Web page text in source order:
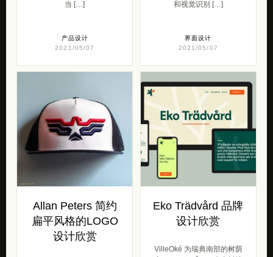
当 […]
产品设计
2021/05/07
和视觉识别 […]
界面设计
2021/05/07
Allan Peters 简约
扁平风格的LOGO
设计欣赏
Eko Trädvård 品牌
设计欣赏
VilleOké 为瑞典南部的树荫